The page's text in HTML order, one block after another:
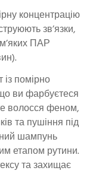
концентрацію
зв’язки,
ПАР
із помірно
ви фарбуєтеся
волосся феном,
та пушіння під
шампунь
етапом рутини.
та захищає